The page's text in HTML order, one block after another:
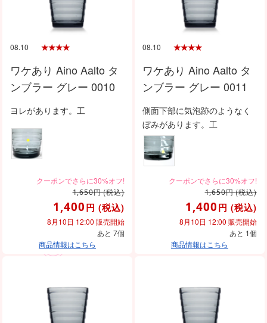
08.10
ワケあり Aino Aalto タ
ンブラー グレー 0010
ヨレがあります。工
1,650円(税込)
1,400円 (税込)
8月10日 12:00 販売開始
あと 7個
商品情報はこちら
08.10
ワケあり Aino Aalto タ
ンブラー グレー 0011
側面下部に気泡跡のようなく
ぼみがあります。工
1,650円(税込)
1,400円 (税込)
8月10日 12:00 販売開始
あと 1個
商品情報はこちら